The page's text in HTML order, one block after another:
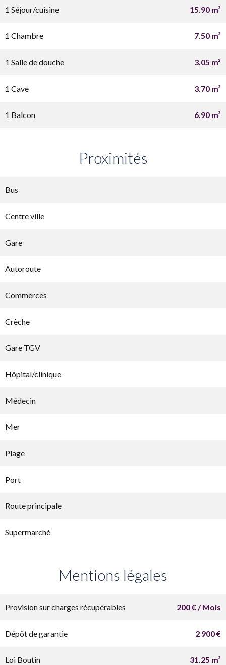
1 Séjour/cuisine 15.90 m²
1 Chambre 7.50 m²
1 Salle de douche 3.05 m²
1 Cave 3.70 m²
1 Balcon 6.90 m²
Proximités
Bus
Centre ville
Gare
Autoroute
Commerces
Crèche
Gare TGV
Hôpital/clinique
Médecin
Mer
Plage
Port
Route principale
Supermarché
Mentions légales
Provision sur charges récupérables 200 € / Mois
Dépôt de garantie 2 900 €
Loi Boutin 31.25 m²